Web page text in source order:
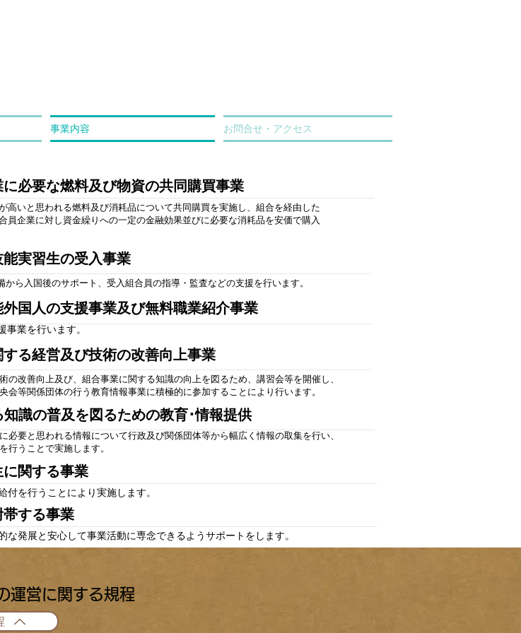
事業内容 お問合せ・アクセス
に必要な燃料及び物資の共同購買事業
高いと思われる燃料及び消耗品について共同購買を実施し、組合を経由した
員企業に対し資金繰りへの一定の金融効果並びに必要な消耗品を安価で購入
能実習生の受入事業
から入国後のサポート、受入組合員の指導・監査などの支援を行います。
外国人の支援事業及び無料職業紹介事業
事業を行います。
する経営及び技術の改善向上事業
の改善向上及び、組合事業に関する知識の向上を図るため、講習会等を開催し、
会等関係団体の行う教育情報事業に積極的に参加することにより行います。
知識の普及を図るための教育･情報提供
必要と思われる情報について行政及び関係団体等から幅広く情報の取集を行い、
行うことで実施します。
に関する事業
付を行うことにより実施します。
帯する事業
な発展と安心して事業活動に専念できるようサポートをします。
運営に関する規程